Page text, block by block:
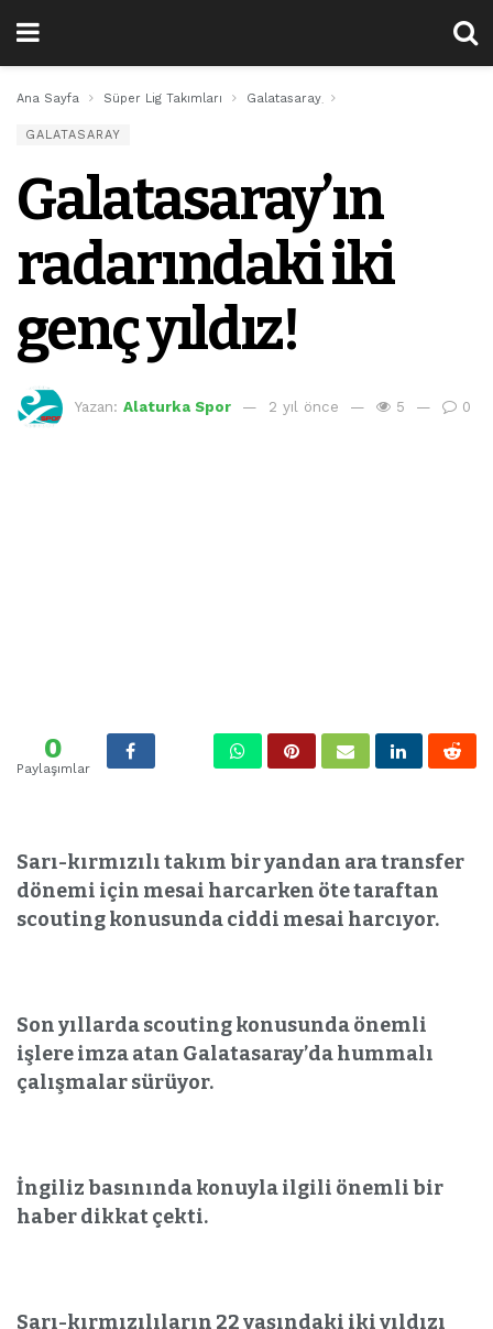
Ana Sayfa Süper Lig Takımları Galatasaray
GALATASARAY
Galatasaray’ın
radarındaki iki
genç yıldız!
Yazan: Alaturka Spor 2 yıl önce 5 0
0
Paylaşımlar
Sarı-kırmızılı takım bir yandan ara transfer
dönemi için mesai harcarken öte taraftan
scouting konusunda ciddi mesai harcıyor.
Son yıllarda scouting konusunda önemli
işlere imza atan Galatasaray’da hummalı
çalışmalar sürüyor.
İngiliz basınında konuyla ilgili önemli bir
haber dikkat çekti.
Sarı-kırmızılıların 22 yaşındaki iki yıldızı